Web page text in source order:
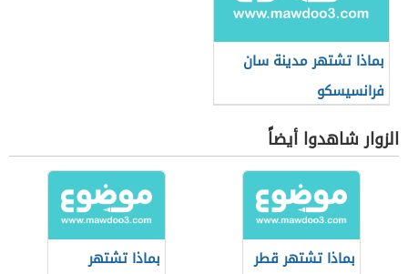
بماذا تشتهر مدينة سان
فرانسيسكو
الزوار شاهدوا أيضاً
بماذا تشتهر قطر
بماذا تشتهر